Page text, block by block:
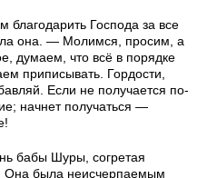
Господа за все
она. — Молимся, просим, а
думаем, что всё в порядке
приписывать. Гордости,
Если не получается по-
начнет получаться —
бабы Шуры, согретая
Она была неисчерпаемым